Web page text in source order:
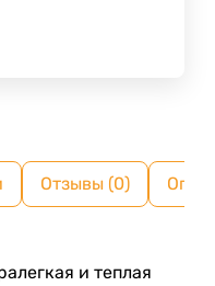
Отзывы (0)
и теплая